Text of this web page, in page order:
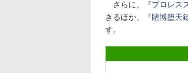
さらに、 『プロレス
きるほか、
『賭博堕天
す。